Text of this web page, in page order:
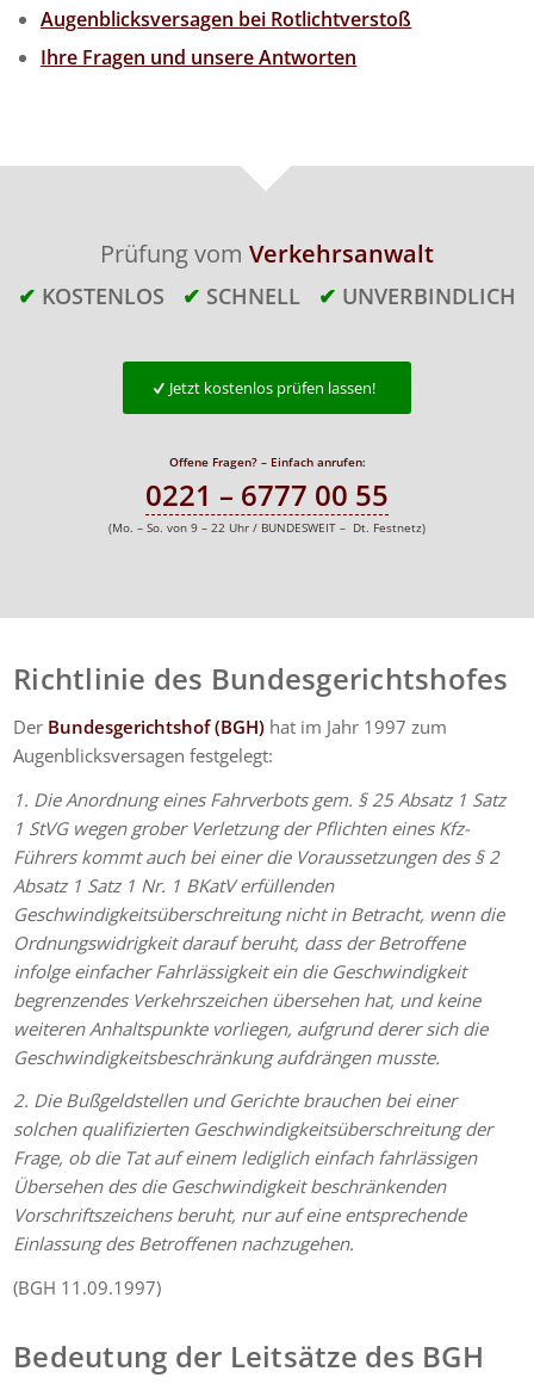
Augenblicksversagen bei Rotlichtverstoß
Ihre Fragen und unsere Antworten
Prüfung vom Verkehrsanwalt
✔ KOSTENLOS ✔ SCHNELL ✔ UNVERBINDLICH
Jetzt kostenlos prüfen lassen!
Offene Fragen? – Einfach anrufen:
0221 – 6777 00 55
(Mo. – So. von 9 – 22 Uhr / BUNDESWEIT – Dt. Festnetz)
Richtlinie des Bundesgerichtshofes
Der Bundesgerichtshof (BGH) hat im Jahr 1997 zum
Augenblicksversagen festgelegt:
1. Die Anordnung eines Fahrverbots gem. § 25 Absatz 1 Satz
1 StVG wegen grober Verletzung der Pflichten eines Kfz-
Führers kommt auch bei einer die Voraussetzungen des § 2
Absatz 1 Satz 1 Nr. 1 BKatV erfüllenden
Geschwindigkeitsüberschreitung nicht in Betracht, wenn die
Ordnungswidrigkeit darauf beruht, dass der Betroffene
infolge einfacher Fahrlässigkeit ein die Geschwindigkeit
begrenzendes Verkehrszeichen übersehen hat, und keine
weiteren Anhaltspunkte vorliegen, aufgrund derer sich die
Geschwindigkeitsbeschränkung aufdrängen musste.
2. Die Bußgeldstellen und Gerichte brauchen bei einer
solchen qualifizierten Geschwindigkeits­überschreitung der
Frage, ob die Tat auf einem lediglich einfach fahrlässigen
Übersehen des die Geschwindigkeit beschränkenden
Vorschriftszeichens beruht, nur auf eine entsprechende
Einlassung des Betroffenen nachzugehen.
(BGH 11.09.1997)
Bedeutung der Leitsätze des BGH